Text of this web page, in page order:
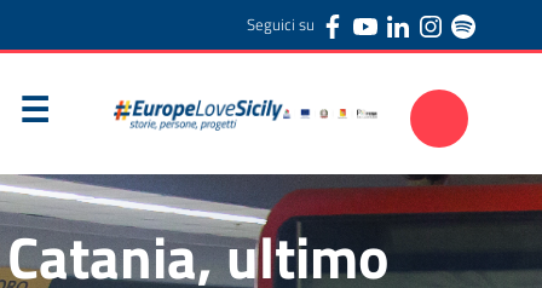
Seguici su
Catania, ultimo